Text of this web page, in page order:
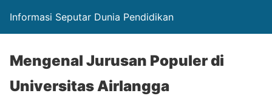
Informasi Seputar Dunia Pendidikan
Mengenal Jurusan Populer di
Universitas Airlangga